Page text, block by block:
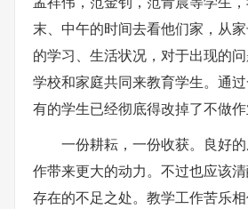
末、中午的时间去看他们家，从
的学习、生活状况，对于出现的
学校和家庭共同来教育学生。通
有的学生已经彻底得改掉了不做作
一份耕耘，一份收获。良好
作带来更大的动力。不过也应该
存在的不足之处。教学工作苦乐